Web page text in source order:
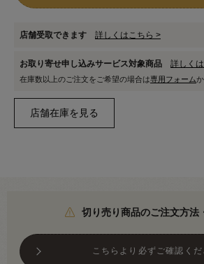
店舗受取できます 詳しくはこちら >
お取り寄せ申し込みサービス対象商品 詳しく
在庫数以上のご注文をご希望の場合は専用フォーム
切り売り商品のご注文方法
こちらより必ずご確認くだ